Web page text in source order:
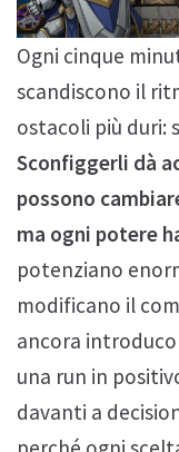
Ogni cinque
scandiscono il
ostacoli più duri:
Sconfiggerli dà
possono
ma ogni potere
potenziano
modificano il
ancora
una run in
davanti a